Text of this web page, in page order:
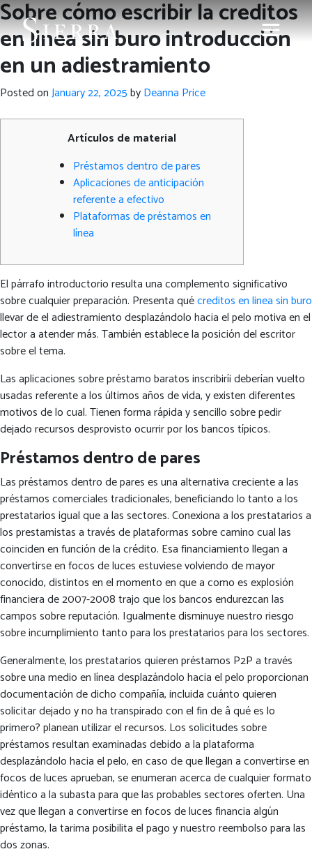
Sobre cómo escribir la creditos
en linea sin buro introducción
en un adiestramiento
Posted onJanuary 22, 2025byDeanna Price
Artículos de material
Préstamos dentro de pares
Aplicaciones de anticipación
referente a efectivo
Plataformas de préstamos en
línea
El párrafo introductorio resulta una complemento significativo
sobre cualquier preparación. Presenta quécreditos en linea sin buro
llevar de el adiestramiento desplazándolo hacia el pelo motiva en el
lector a atender más.También establece la posición del escritor
sobre el tema.
Las aplicaciones sobre préstamo baratos inscribirí¡ deberían vuelto
usadas referente a los últimos años de vida, y existen diferentes
motivos de lo cual. Tienen forma rápida y sencillo sobre pedir
dejado recursos desprovisto ocurrir por los bancos tí­picos.
Préstamos dentro de pares
Las préstamos dentro de pares es una alternativa creciente a las
préstamos comerciales tradicionales, beneficiando lo tanto a los
prestatarios igual que a las sectores. Conexiona a los prestatarios a
los prestamistas a través de plataformas sobre camino cual las
coinciden en función de la crédito. Esa financiamiento llegan a
convertirse en focos de luces estuviese volviendo de mayor
conocido, distintos en el momento en que a como es explosión
financiera de 2007-2008 trajo que los bancos endurezcan las
campos sobre reputación. Igualmente disminuye nuestro riesgo
sobre incumplimiento tanto para los prestatarios para los sectores.
Generalmente, los prestatarios quieren préstamos P2P a través
sobre una medio en línea desplazándolo hacia el pelo proporcionan
documentación de dicho compañía, incluida cuánto quieren
solicitar dejado y no ha transpirado con el fin de â qué es lo
primero? planean utilizar el recursos. Los solicitudes sobre
préstamos resultan examinadas debido a la plataforma
desplazándolo hacia el pelo, en caso de que llegan a convertirse en
focos de luces aprueban, se enumeran acerca de cualquier formato
idéntico a la subasta para que las probables sectores oferten. Una
vez que llegan a convertirse en focos de luces financia algún
préstamo, la tarima posibilita el pago y nuestro reembolso para las
dos zonas.